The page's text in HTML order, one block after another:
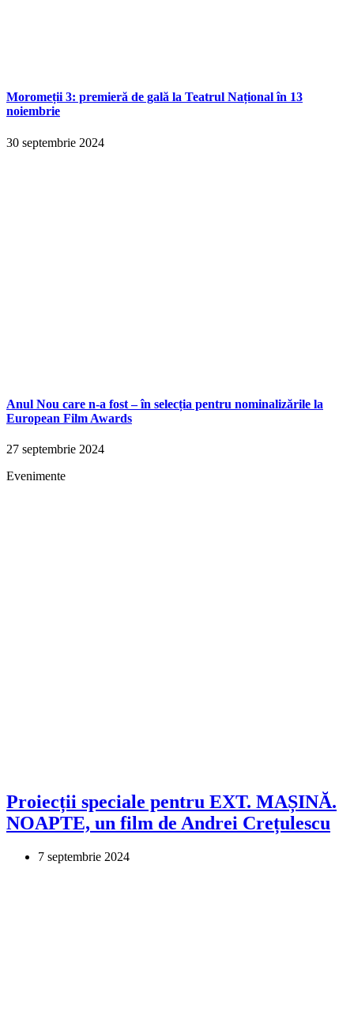
Moromeții 3: premieră de gală la Teatrul Național în 13
noiembrie
30 septembrie 2024
Anul Nou care n-a fost – în selecția pentru nominalizările la
European Film Awards
27 septembrie 2024
Evenimente
Proiecții speciale pentru EXT. MAȘINĂ.
NOAPTE, un film de Andrei Crețulescu
7 septembrie 2024